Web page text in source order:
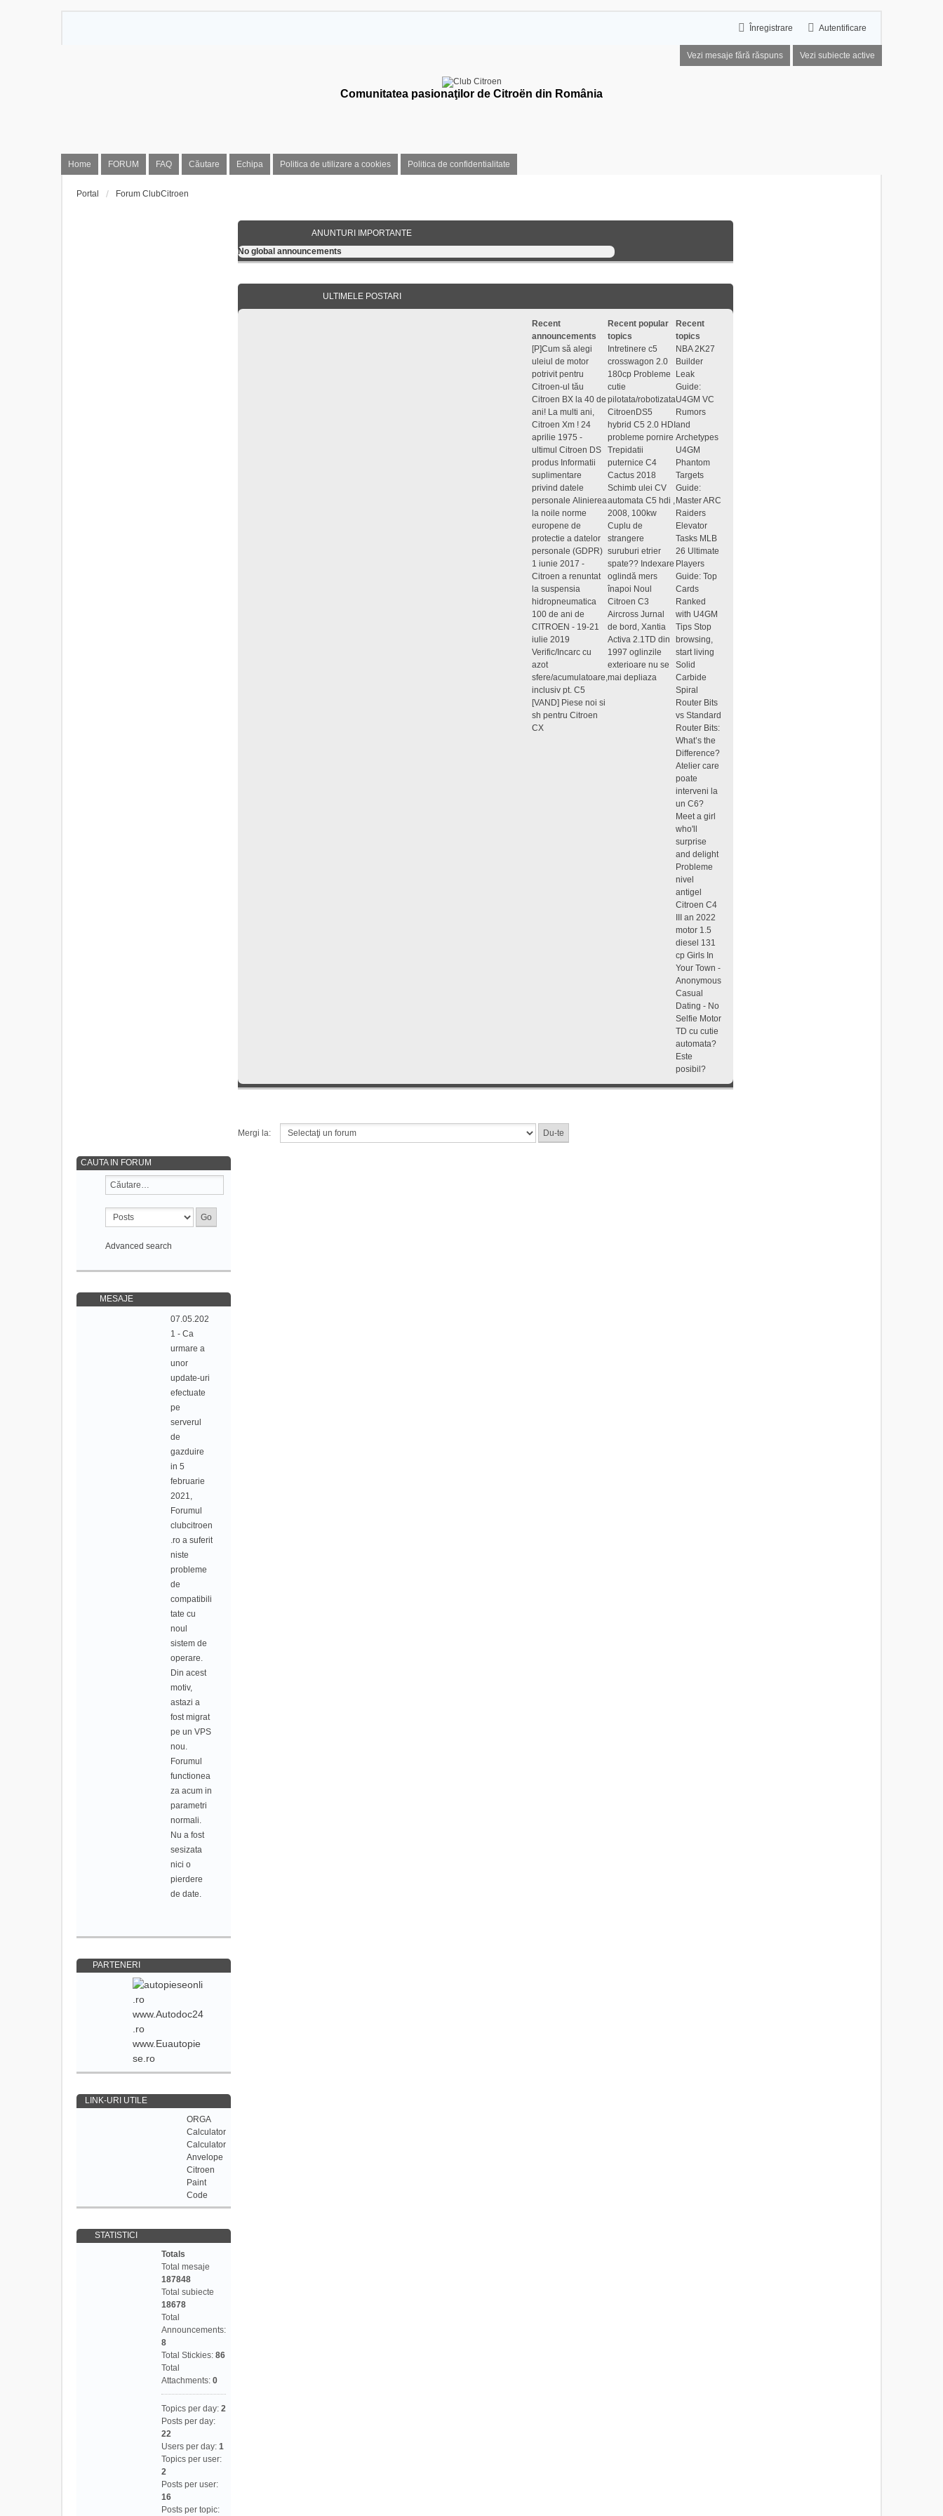
Autentificare
Înregistrare
Vezi mesaje fără răspuns Vezi subiecte active
Home FORUM FAQ Căutare Echipa Politica de utilizare a cookies Politica de confidentialitate
Comunitatea pasionaţilor de Citroën din România
Portal Forum ClubCitroen
ANUNTURI IMPORTANTE
No global announcements
ULTIMELE POSTARI
Recent
announcements
Recent popular
topics
Recent
topics
[P]Cum să alegi
uleiul de motor
potrivit pentru
Citroen-ul tău
Citroen BX la 40 de
ani! La multi ani,
Citroen Xm ! 24
aprilie 1975 -
ultimul Citroen DS
produs Informatii
suplimentare
privind datele
personale Alinierea
la noile norme
europene de
protectie a datelor
personale (GDPR)
1 iunie 2017 -
Citroen a renuntat
la suspensia
hidropneumatica
100 de ani de
CITROEN - 19-21
iulie 2019
Verific/Incarc cu
azot
sfere/acumulatoare,
inclusiv pt. C5
[VAND] Piese noi si
sh pentru Citroen
CX
Intretinere c5
crosswagon 2.0
180cp Probleme
cutie
pilotata/robotizata
CitroenDS5
hybrid C5 2.0 HDI
probleme pornire
Trepidatii
puternice C4
Cactus 2018
Schimb ulei CV
automata C5 hdi ,
2008, 100kw
Cuplu de
strangere
suruburi etrier
spate?? Indexare
oglindă mers
înapoi Noul
Citroen C3
Aircross Jurnal
de bord, Xantia
Activa 2.1TD din
1997 oglinzile
exterioare nu se
mai depliaza
NBA 2K27
Builder
Leak
Guide:
U4GM VC
Rumors
and
Archetypes
U4GM
Phantom
Targets
Guide:
Master ARC
Raiders
Elevator
Tasks MLB
26 Ultimate
Players
Guide: Top
Cards
Ranked
with U4GM
Tips Stop
browsing,
start living
Solid
Carbide
Spiral
Router Bits
vs Standard
Router Bits:
What’s the
Difference?
Atelier care
poate
interveni la
un C6?
Meet a girl
who'll
surprise
and delight
Probleme
nivel
antigel
Citroen C4
III an 2022
motor 1.5
diesel 131
cp Girls In
Your Town -
Anonymous
Casual
Dating - No
Selfie Motor
TD cu cutie
automata?
Este
posibil?
Mergi la:
CAUTA IN FORUM
Advanced search
MESAJE
07.05.202
1 - Ca
urmare a
unor
update-uri
efectuate
pe
serverul
de
gazduire
in 5
februarie
2021,
Forumul
clubcitroen
.ro a suferit
niste
probleme
de
compatibili
tate cu
noul
sistem de
operare.
Din acest
motiv,
astazi a
fost migrat
pe un VPS
nou.
Forumul
functionea
za acum in
parametri
normali.
Nu a fost
sesizata
nici o
pierdere
de date.
PARTENERI
www.Autodoc24
.ro
www.Euautopie
se.ro
LINK-URI UTILE
ORGA
Calculator
Calculator
Anvelope
Citroen
Paint
Code
STATISTICI
Totals
Total mesaje
187848
Total subiecte
18678
Total
Announcements:
8
Total Stickies: 86
Total
Attachments: 0
Topics per day: 2
Posts per day:
22
Users per day: 1
Topics per user:
2
Posts per user:
16
Posts per topic: